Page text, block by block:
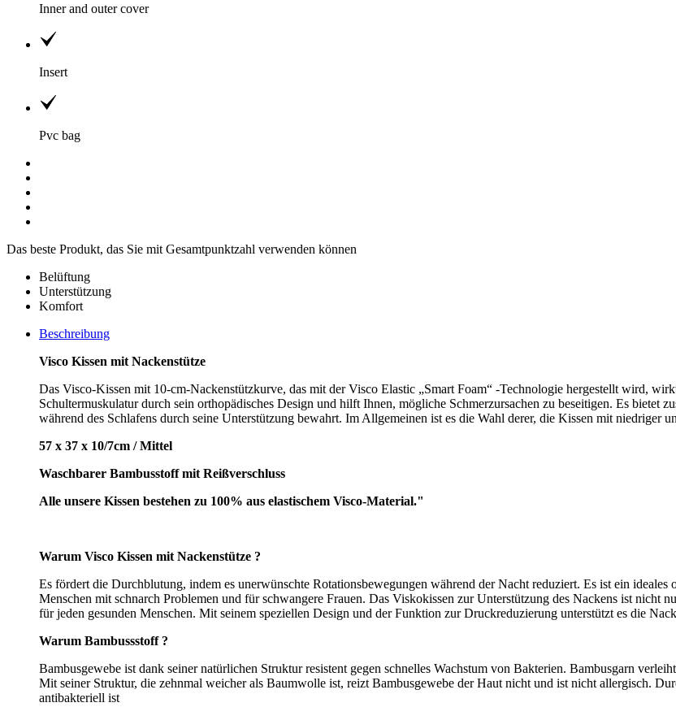
Inner and outer cover
Insert
Pvc bag
Das beste Produkt, das Sie mit Gesamtpunktzahl verwenden können
Belüftung
Unterstützung
Komfort
Beschreibung
Visco Kissen mit Nackenstütze
Das Visco-Kissen mit 10-cm-Nackenstützkurve, das mit der Visco Elastic „Smart Foam“ -Technologie hergestellt wird,
Schultermuskulatur durch sein orthopädisches Design und hilft Ihnen, mögliche Schmerzursachen zu beseitigen. Es bietet
während des Schlafens durch seine Unterstützung bewahrt. Im Allgemeinen ist es die Wahl derer, die Kissen mit niedriger
57 x 37 x 10/7cm / Mittel
Waschbarer Bambusstoff mit Reißverschluss
Alle unsere Kissen bestehen zu 100% aus elastischem Visco-Material."
Warum Visco Kissen mit Nackenstütze ?
Es fördert die Durchblutung, indem es unerwünschte Rotationsbewegungen während der Nacht reduziert. Es ist ein
Menschen mit schnarch Problemen und für schwangere Frauen. Das Viskokissen zur Unterstützung des Nackens ist nicht
für jeden gesunden Menschen. Mit seinem speziellen Design und der Funktion zur Druckreduzierung unterstützt es die
Warum Bambussstoff ?
Bambusgewebe ist dank seiner natürlichen Struktur resistent gegen schnelles Wachstum von Bakterien. Bambusgarn
Mit seiner Struktur, die zehnmal weicher als Baumwolle ist, reizt Bambusgewebe der Haut nicht und ist nicht allergisch.
antibakteriell ist